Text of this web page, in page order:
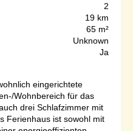
2
19 km
65 m²
Unknown
Ja
eingerichtete
Wohnbereich für das
drei Schlafzimmer mit
Ferienhaus ist sowohl mit